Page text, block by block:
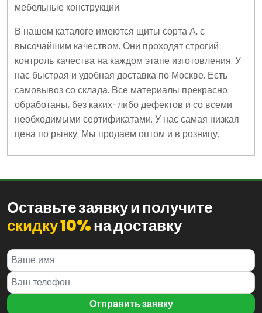
мебельные конструкции.
В нашем каталоге имеются щиты сорта А, с
высочайшим качеством. Они проходят строгий
контроль качества на каждом этапе изготовления. У
нас быстрая и удобная доставка по Москве. Есть
самовывоз со склада. Все материалы прекрасно
обработаны, без каких-либо дефектов и со всеми
необходимыми сертификатами. У нас самая низкая
цена по рынку. Мы продаем оптом и в розницу.
Оставьте заявку и получите
скидку 10%на доставку